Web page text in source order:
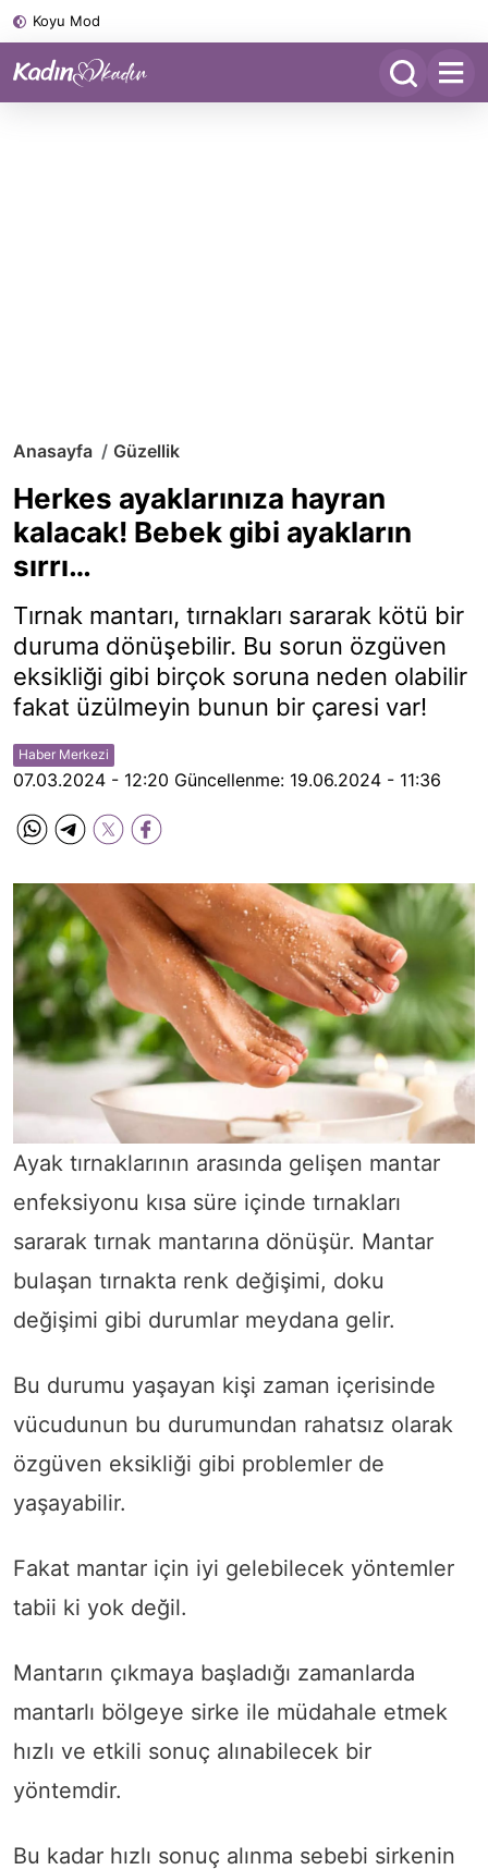
Koyu Mod
Anasayfa Güzellik
Herkes ayaklarınıza hayran
kalacak! Bebek gibi ayakların
sırrı…
Tırnak mantarı, tırnakları sararak kötü bir
duruma dönüşebilir. Bu sorun özgüven
eksikliği gibi birçok soruna neden olabilir
fakat üzülmeyin bunun bir çaresi var!
Haber Merkezi
07.03.2024 - 12:20 Güncellenme: 19.06.2024 - 11:36
Ayak tırnaklarının arasında gelişen mantar
enfeksiyonu kısa süre içinde tırnakları
sararak tırnak mantarına dönüşür. Mantar
bulaşan tırnakta renk değişimi, doku
değişimi gibi durumlar meydana gelir.
Bu durumu yaşayan kişi zaman içerisinde
vücudunun bu durumundan rahatsız olarak
özgüven eksikliği gibi problemler de
yaşayabilir.
Fakat mantar için iyi gelebilecek yöntemler
tabii ki yok değil.
Mantarın çıkmaya başladığı zamanlarda
mantarlı bölgeye sirke ile müdahale etmek
hızlı ve etkili sonuç alınabilecek bir
yöntemdir.
Bu kadar hızlı sonuç alınma sebebi sirkenin